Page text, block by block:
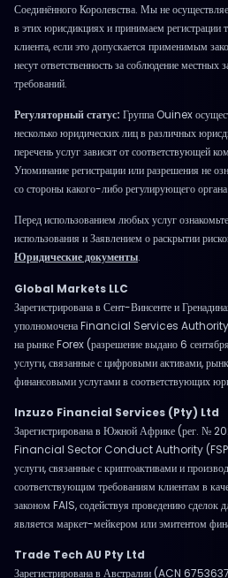
Соединённого Королевства. Мы не
в этих юрисдикциях и принимаем регистрации
клиента, если это допускается применимым
несут ответственность за соблюдение местных
требований.
Регуляторный статус: Группа Ouinex
несколько юридических лиц в различных
перечень услуг зависят от соответствующей
Упоминание регистрации или разрешения не
со стороны какого-либо регулирующего органа.
Перед использованием любых услуг
использования и Заявлением о раскрытии
Юридические документы.
Global Markets LLC
Зарегистрирована в Сент-Винсенте и
уполномочена Financial Services Authority
на рынке Forex (разрешение выдано 6
услуги, связанные с цифровыми активами,
финансовыми услугами в соответствующих
Inzuzo Financial Services (Pty) Ltd
Зарегистрирована в Южной Африке (рег. №
Financial Sector Conduct Authority (FSP
услуги, связанные с криптоактивами и
соответствующим требованиям клиентам в
законом FAIS, содействуя проведению
является маркет-мейкером или эмитентом
Trade Tech AU Pty Ltd
Зарегистрирована в Австралии (ACN